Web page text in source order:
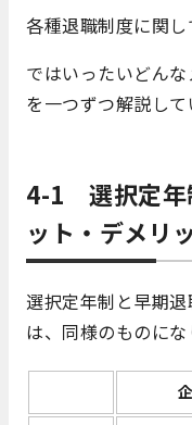
各種退職制度に関し
ではいったいどん
を一つずつ解説して
4-1 選択定年
ット・デメリ
選択定年制と早期
は、同様のものにな